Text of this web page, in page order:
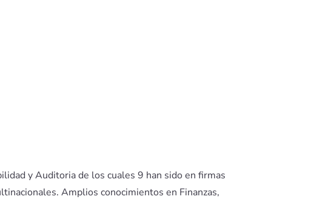
y Auditoria de los cuales 9 han sido en firmas
Amplios conocimientos en Finanzas,